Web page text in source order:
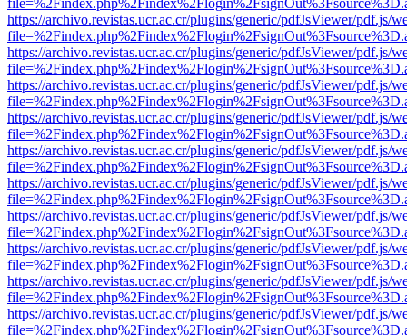
https://archivo.revistas.ucr.ac.cr/plugins/generic/pdfJsViewer/pdf.js/
https://archivo.revistas.ucr.ac.cr/plugins/generic/pdfJsViewer/pdf.js/
https://archivo.revistas.ucr.ac.cr/plugins/generic/pdfJsViewer/pdf.js/
https://archivo.revistas.ucr.ac.cr/plugins/generic/pdfJsViewer/pdf.js/
https://archivo.revistas.ucr.ac.cr/plugins/generic/pdfJsViewer/pdf.js/
https://archivo.revistas.ucr.ac.cr/plugins/generic/pdfJsViewer/pdf.js/
https://archivo.revistas.ucr.ac.cr/plugins/generic/pdfJsViewer/pdf.js/
https://archivo.revistas.ucr.ac.cr/plugins/generic/pdfJsViewer/pdf.js/
https://archivo.revistas.ucr.ac.cr/plugins/generic/pdfJsViewer/pdf.js/
https://archivo.revistas.ucr.ac.cr/plugins/generic/pdfJsViewer/pdf.js/